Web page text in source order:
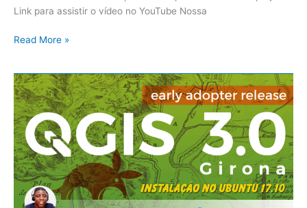
Link para assistir o vídeo no YouTube Nossa
Read More »
Instalação
do
QGIS
3.0
no
Ubuntu
17.10
Artful
Aardvark